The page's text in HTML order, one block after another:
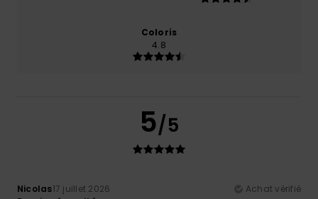
Coloris
4.8
5/5
Nicolas17 juillet 2026
Achat vérifié